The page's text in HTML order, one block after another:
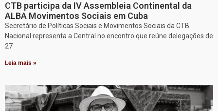
CTB participa da IV Assembleia Continental da
ALBA Movimentos Sociais em Cuba
Secretário de Políticas Sociais e Movimentos Sociais da CTB
Nacional representa a Central no encontro que reúne delegações de
27
Leia mais »